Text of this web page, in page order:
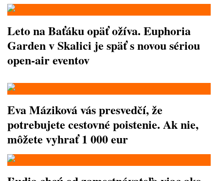
Leto na Baťáku opäť ožíva. Euphoria
Garden v Skalici je späť s novou sériou
open-air eventov
Eva Máziková vás presvedčí, že
potrebujete cestovné poistenie. Ak nie,
môžete vyhrať 1 000 eur